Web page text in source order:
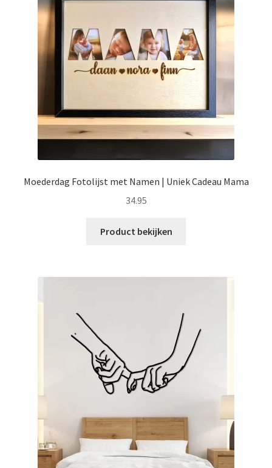
Moederdag Fotolijst met Namen | Uniek Cadeau Mama
34.95
Product bekijken